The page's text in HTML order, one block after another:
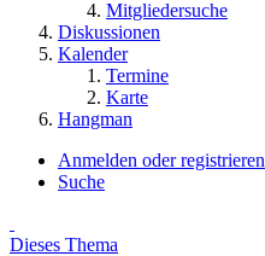
Mitgliedersuche
Diskussionen
Kalender
Termine
Karte
Hangman
Anmelden oder registrieren
Suche
Dieses Thema